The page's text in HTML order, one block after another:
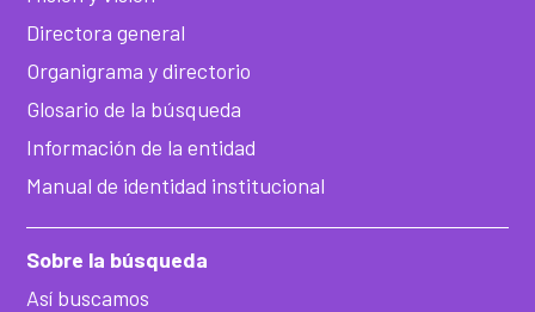
Directora general
Organigrama y directorio
Glosario de la búsqueda
Información de la entidad
Manual de identidad institucional
Sobre la búsqueda
Así buscamos